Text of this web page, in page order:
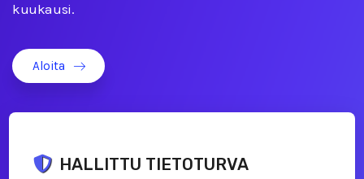
kuukausi.
Aloita
HALLITTU TIETOTURVA